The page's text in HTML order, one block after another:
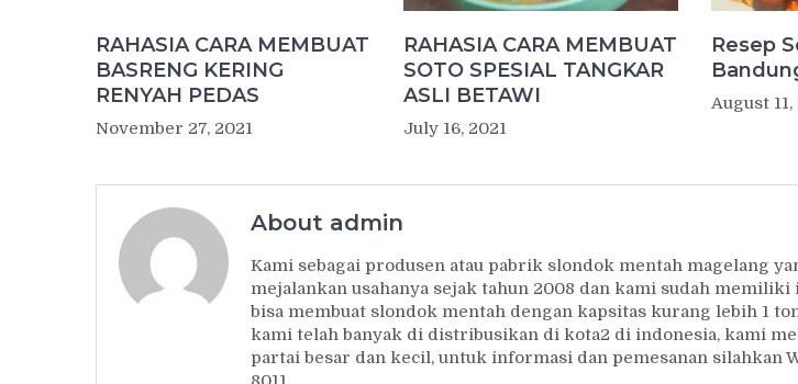
RAHASIA CARA MEMBUAT
BASRENG KERING
RENYAH PEDAS
November 27, 2021
RAHASIA CARA MEMBUAT
SOTO SPESIAL TANGKAR
ASLI BETAWI
July 16, 2021
Resep
August 11,
About admin
Kami sebagai produsen atau pabrik slondok mentah magelang
mejalankan usahanya sejak tahun 2008 dan kami sudah
bisa membuat slondok mentah dengan kapsitas kurang lebih 1
kami telah banyak di distribusikan di kota2 di indonesia, kami
partai besar dan kecil, untuk informasi dan pemesanan silahkan